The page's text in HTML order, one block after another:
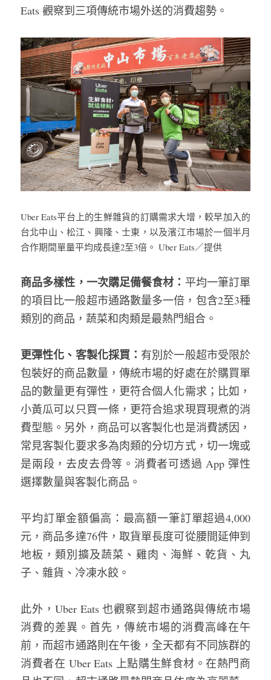
Eats 觀察到三項傳統市場外送的消費趨勢。
Uber Eats平台上的生鮮雜貨的訂購需求大增，較早加入的
台北中山、松江、興隆、士東，以及濱江市場於一個半月
合作期間單量平均成長達2至3倍。 Uber Eats／提供
商品多樣性，一次購足備餐食材： 平均一筆訂單
的項目比一般超市通路數量多一倍，包含2至3種
類別的商品，蔬菜和肉類是最熱門組合。
更彈性化、客製化採買： 有別於一般超市受限於
包裝好的商品數量，傳統市場的好處在於購買單
品的數量更有彈性，更符合個人化需求；比如，
小黃瓜可以只買一條，更符合追求現買現煮的消
費型態。另外，商品可以客製化也是消費誘因，
常見客製化要求多為肉類的分切方式，切一塊或
是兩段，去皮去骨等。消費者可透過 App 彈性
選擇數量與客製化商品。
平均訂單金額偏高：最高額一筆訂單超過4,000
元，商品多達76件，取貨單長度可從腰間延伸到
地板，類別擴及蔬菜、雞肉、海鮮、乾貨、丸
子、雜貨、冷凍水餃。
此外，Uber Eats 也觀察到超市通路與傳統市場
消費的差異。首先，傳統市場的消費高峰在午
前，而超市通路則在午後，全天都有不同族群的
消費者在 Uber Eats 上點購生鮮食材。在熱門商